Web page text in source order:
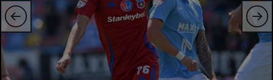
Ciclism
Alte sporturi
JO 2024
JO 2026